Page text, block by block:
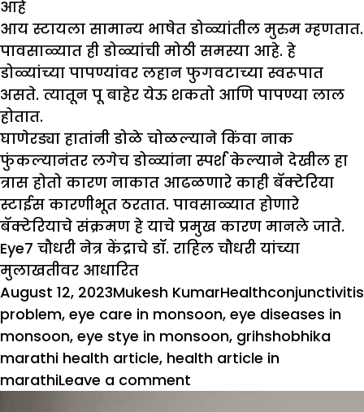
आहे
आय स्टायला सामान्य भाषेत डोळ्यांतील मुरुम म्हणतात.
पावसाळ्यात ही डोळ्यांची मोठी समस्या आहे. हे
डोळ्यांच्या पापण्यांवर लहान फुगवटाच्या स्वरूपात
असते. त्यातून पू बाहेर येऊ शकतो आणि पापण्या लाल
होतात.
घाणेरड्या हातांनी डोळे चोळल्याने किंवा नाक
फुंकल्यानंतर लगेच डोळ्यांना स्पर्श केल्याने देखील हा
त्रास होतो कारण नाकात आढळणारे काही बॅक्टेरिया
स्टाईस कारणीभूत ठरतात. पावसाळ्यात होणारे
बॅक्टेरियाचे संक्रमण हे याचे प्रमुख कारण मानले जाते.
Eye7 चौधरी नेत्र केंद्राचे डॉ. राहिल चौधरी यांच्या
मुलाखतीवर आधारित
Posted
on
August 12, 2023Author
Mukesh KumarCategories
HealthTags
conjunctivitis
problem, eye care in monsoon, eye diseases in
monsoon, eye stye in monsoon, grihshobhika
marathi health article, health article in
marathiLeave a comment